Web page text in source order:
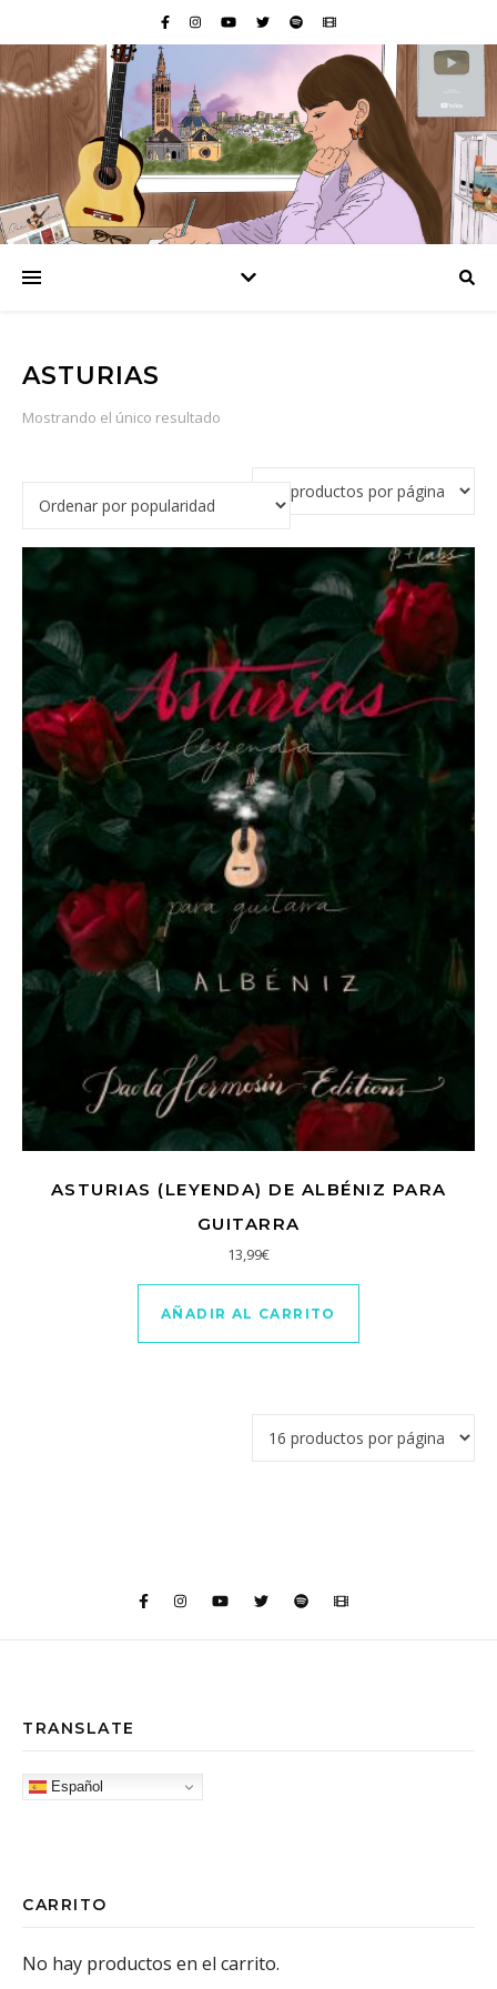
ASTURIAS
Mostrando el único resultado
ASTURIAS (LEYENDA) DE ALBÉNIZ PARA
GUITARRA
13,99€
AÑADIR AL CARRITO
TRANSLATE
Español
CARRITO
No hay productos en el carrito.